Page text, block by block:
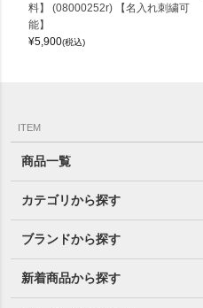
料】 (08000252r) 【名入れ刺繍可
能】
¥5,900(税込)
ITEM
商品一覧
カテゴリから探す
ブランドから探す
新着商品から探す